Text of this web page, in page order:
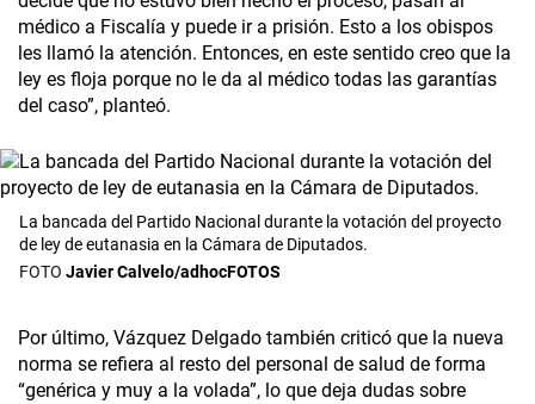
médico a Fiscalía y puede ir a prisión. Esto a los obispos
les llamó la atención. Entonces, en este sentido creo que la
ley es floja porque no le da al médico todas las garantías
del caso”, planteó.
La bancada del Partido Nacional durante la votación del proyecto
de ley de eutanasia en la Cámara de Diputados.
Javier Calvelo/adhocFOTOS
Por último, Vázquez Delgado también criticó que la nueva
norma se refiera al resto del personal de salud de forma
“genérica y muy a la volada”, lo que deja dudas sobre